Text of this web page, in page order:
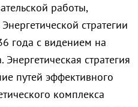
работы,
стратегии
года с видением на
стратегия
путей эффективного
комплекса